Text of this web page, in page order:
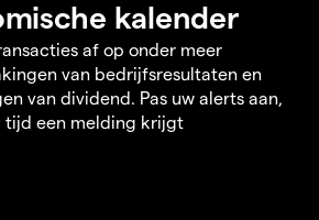
kalender
af op onder meer
van bedrijfsresultaten en
van dividend. Pas uw alerts aan,
tijd een melding krijgt